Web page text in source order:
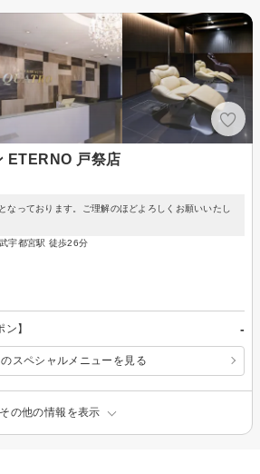
ETERNO 戸祭店
なっております。ご理解のほどよろしくお願いいたし
宇都宮駅 徒歩26分
ン】 -
スペシャルメニューを見る
その他の情報を表示